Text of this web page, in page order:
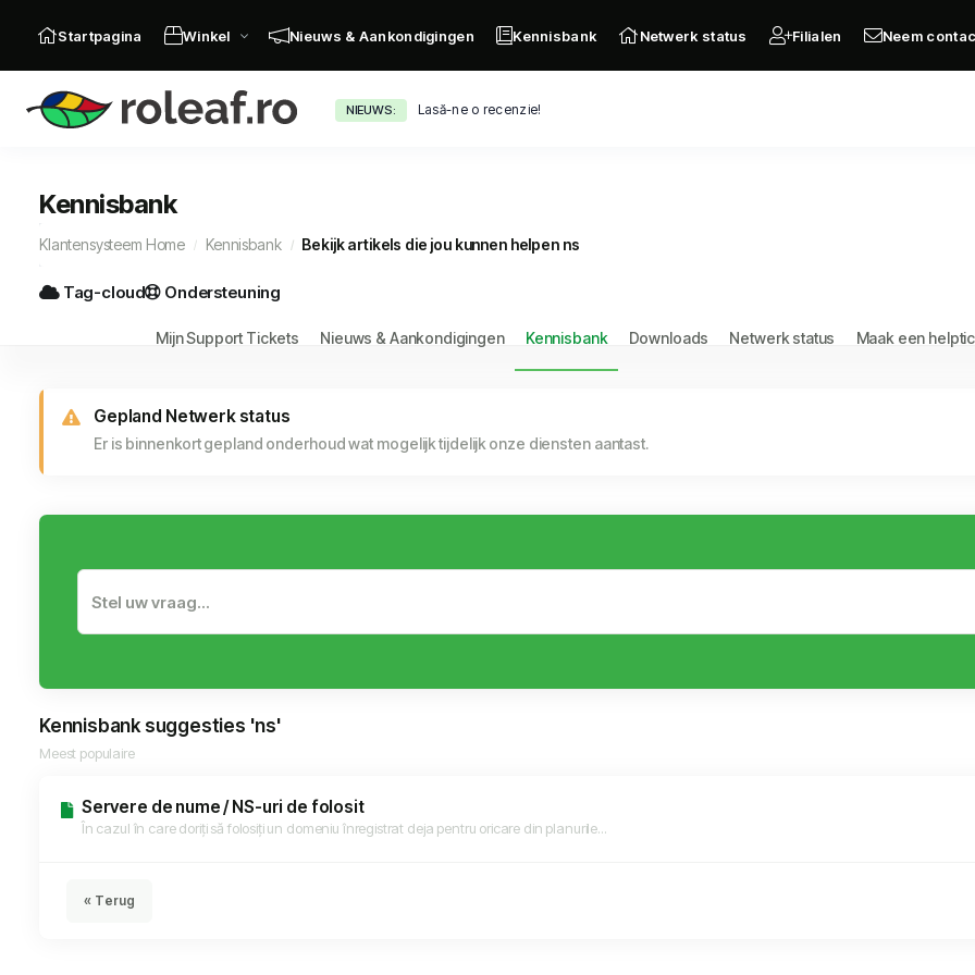
NIEUWS: Lasă-ne o recenzie!
Startpagina Winkel Nieuws & Aankondigingen Kennisbank Netwerk status Filialen Neem
Kennisbank
Klantensysteem Home Kennisbank Bekijk artikels die jou kunnen helpen ns
Tag-cloud Ondersteuning
Mijn Support Tickets Nieuws & Aankondigingen Kennisbank Downloads Netwerk status Maak een
Gepland Netwerk status
Er is binnenkort gepland onderhoud wat mogelijk tijdelijk onze diensten aantast.
Kennisbank suggesties 'ns'
Meest populaire
Servere de nume / NS-uri de folosit
În cazul în care doriți să folosiți un domeniu înregistrat deja pentru oricare din planurile...
« Terug